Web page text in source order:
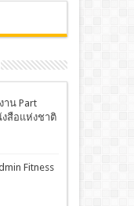
าน Part
สือแห่งชาติ
Fitness